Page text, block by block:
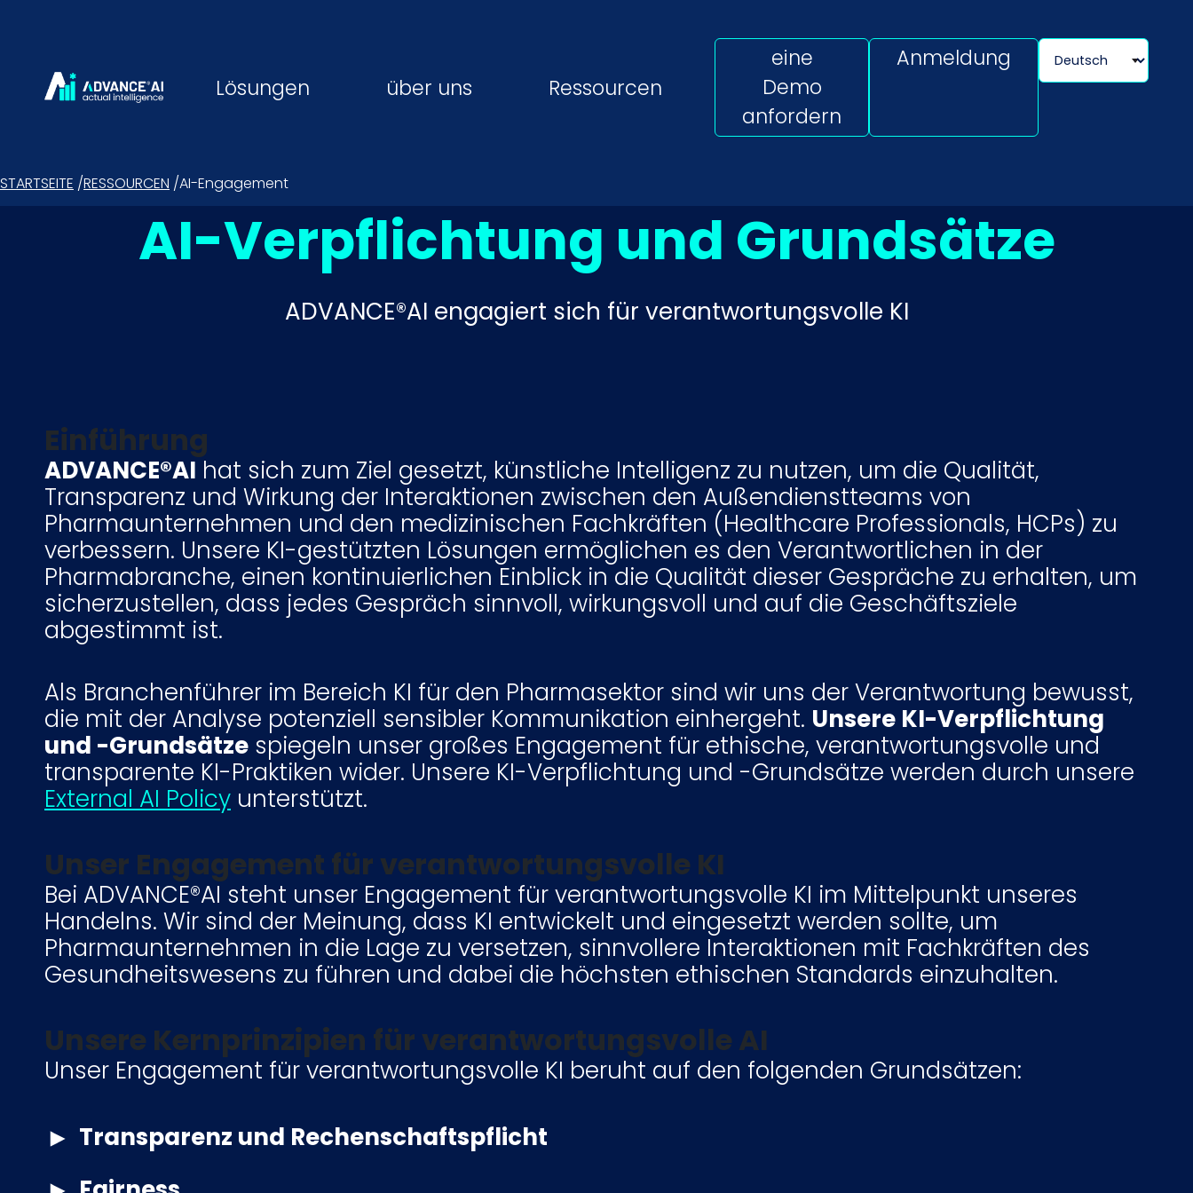
Lösungen über uns Ressourcen
eine
Demo
anfordern
Anmeldung
STARTSEITE /RESSOURCEN /AI-Engagement
AI-Verpflichtung und Grundsätze
ADVANCE®AI engagiert sich für verantwortungsvolle KI
Einführung
ADVANCE®AI hat sich zum Ziel gesetzt, künstliche Intelligenz zu nutzen, um die Qualität,
Transparenz und Wirkung der Interaktionen zwischen den Außendienstteams von
Pharmaunternehmen und den medizinischen Fachkräften (Healthcare Professionals, HCPs) zu
verbessern. Unsere KI-gestützten Lösungen ermöglichen es den Verantwortlichen in der
Pharmabranche, einen kontinuierlichen Einblick in die Qualität dieser Gespräche zu erhalten, um
sicherzustellen, dass jedes Gespräch sinnvoll, wirkungsvoll und auf die Geschäftsziele
abgestimmt ist.
Als Branchenführer im Bereich KI für den Pharmasektor sind wir uns der Verantwortung bewusst,
die mit der Analyse potenziell sensibler Kommunikation einhergeht. Unsere KI-Verpflichtung
und -Grundsätze spiegeln unser großes Engagement für ethische, verantwortungsvolle und
transparente KI-Praktiken wider. Unsere KI-Verpflichtung und -Grundsätze werden durch unsere
External AI Policy unterstützt.
Unser Engagement für verantwortungsvolle KI
Bei ADVANCE®AI steht unser Engagement für verantwortungsvolle KI im Mittelpunkt unseres
Handelns. Wir sind der Meinung, dass KI entwickelt und eingesetzt werden sollte, um
Pharmaunternehmen in die Lage zu versetzen, sinnvollere Interaktionen mit Fachkräften des
Gesundheitswesens zu führen und dabei die höchsten ethischen Standards einzuhalten.
Unsere Kernprinzipien für verantwortungsvolle AI
Unser Engagement für verantwortungsvolle KI beruht auf den folgenden Grundsätzen:
Transparenz und Rechenschaftspflicht